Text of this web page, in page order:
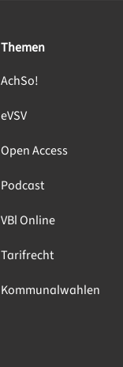
Themen
AchSo!
eVSV
Open Access
Podcast
VBl Online
Tarifrecht
Kommunalwahlen